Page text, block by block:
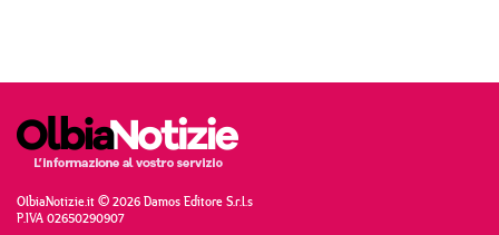
OlbiaNotizie.it © 2026 Damos Editore S.r.l.s
P.IVA 02650290907